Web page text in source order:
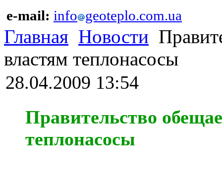
e-mail: info geoteplo.com.ua
Главная Новости
властям теплонасосы
28.04.2009 13:54
Правительство
теплонасосы